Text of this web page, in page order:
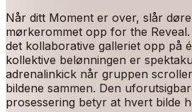
Når ditt Moment er over, slår
mørkerommet opp for the Reveal.
det kollaborative galleriet opp på
kollektive belønningen er
adrenalinkick når gruppen
bildene sammen. Den
prosessering betyr at hvert bilde